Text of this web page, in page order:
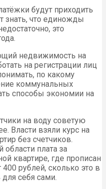
будут приходить
знать, что единожды
это
недвижимость на
на регистрации лиц
по какому
коммунальных
способы экономии на
на воду советую
Власти взяли курс на
без счетчиков.
области плата за
квартире, где прописан
рублей, сколько это в
себя сами.